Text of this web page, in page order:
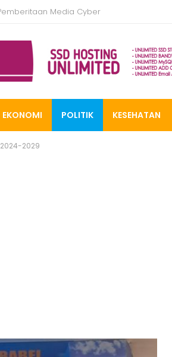
Media Cyber
EKONOMI POLITIK KESEHATAN
2029